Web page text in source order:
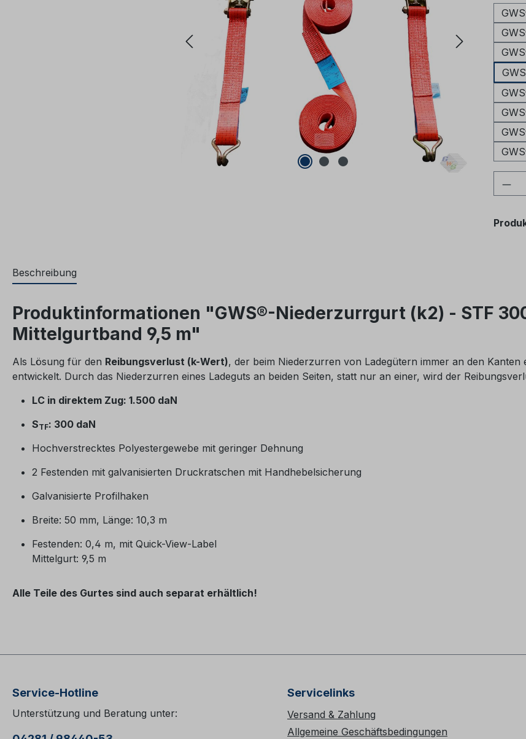
Beschreibung
Produktinformationen "GWS®-Niederzurrgurt (k2) - STF
Mittelgurtband 9,5 m"
Als Lösung für den Reibungsverlust (k-Wert), der beim Niederzurren von Ladegütern immer an den
entwickelt. Durch das Niederzurren eines Ladeguts an beiden Seiten, statt nur an einer, wird der
LC in direktem Zug: 1.500 daN
STF: 300 daN
Hochverstrecktes Polyestergewebe mit geringer Dehnung
2 Festenden mit galvanisierten Druckratschen mit Handhebelsicherung
Galvanisierte Profilhaken
Breite: 50 mm, Länge: 10,3 m
Festenden: 0,4 m, mit Quick-View-Label
Mittelgurt: 9,5 m
Alle Teile des Gurtes sind auch separat erhältlich!
Service-Hotline
Unterstützung und Beratung unter:
Servicelinks
Versand & Zahlung
Allgemeine Geschäftsbedingungen